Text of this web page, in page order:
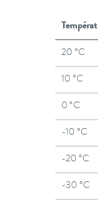
20 °C
10 °C
0 °C
-10 °C
-20 °C
-30 °C